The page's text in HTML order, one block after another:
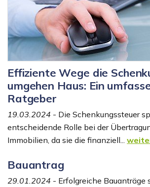
Effiziente Wege die
umgehen Haus: Ein
Ratgeber
19.03.2024 - Die Schenkungssteuer
entscheidende Rolle bei der
Immobilien, da sie die finanziell...
Bauantrag
29.01.2024 - Erfolgreiche Bauanträge